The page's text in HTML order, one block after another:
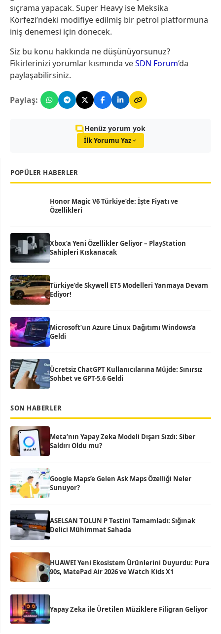
sıçrama yapacak. Super Heavy ise Meksika
Körfezi’ndeki modifiye edilmiş bir petrol platformuna
iniş denemesi için dönecek.
Siz bu konu hakkında ne düşünüyorsunuz?
Fikirlerinizi yorumlar kısmında veSDN Forum‘da
paylaşabilirsiniz.
Paylaş:
Henüz yorum yok
İlk Yorumu Yaz
POPÜLER HABERLER
Honor Magic V6 Türkiye’de: İşte Fiyatı ve
Özellikleri
Xbox’a Yeni Özellikler Geliyor – PlayStation
Sahipleri Kıskanacak
Türkiye’de Skywell ET5 Modelleri Yanmaya Devam
Ediyor!
Microsoft’un Azure Linux Dağıtımı Windows’a
Geldi
Ücretsiz ChatGPT Kullanıcılarına Müjde: Sınırsız
Sohbet ve GPT-5.6 Geldi
SON HABERLER
Meta’nın Yapay Zeka Modeli Dışarı Sızdı: Siber
Saldırı Oldu mu?
Google Maps’e Gelen Ask Maps Özelliği Neler
Sunuyor?
ASELSAN TOLUN P Testini Tamamladı: Sığınak
Delici Mühimmat Sahada
HUAWEI Yeni Ekosistem Ürünlerini Duyurdu: Pura
90s, MatePad Air 2026 ve Watch Kids X1
Yapay Zeka ile Üretilen Müziklere Filigran Geliyor